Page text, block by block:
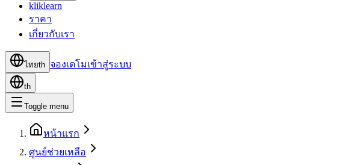
kliklearn
ราคา
เกี่ยวกับเรา
ไทยth จองเดโมเข้าสู่ระบบ
th
Toggle menu
หน้าแรก
ศูนย์ช่วยเหลือ